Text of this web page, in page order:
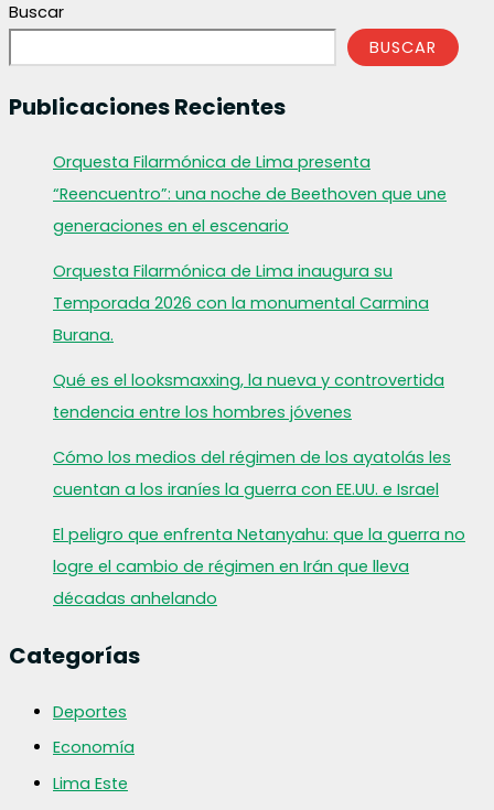
Buscar
BUSCAR
Publicaciones Recientes
Orquesta Filarmónica de Lima presenta
“Reencuentro”: una noche de Beethoven que une
generaciones en el escenario
Orquesta Filarmónica de Lima inaugura su
Temporada 2026 con la monumental Carmina
Burana.
Qué es el looksmaxxing, la nueva y controvertida
tendencia entre los hombres jóvenes
Cómo los medios del régimen de los ayatolás les
cuentan a los iraníes la guerra con EE.UU. e Israel
El peligro que enfrenta Netanyahu: que la guerra no
logre el cambio de régimen en Irán que lleva
décadas anhelando
Categorías
Deportes
Economía
Lima Este